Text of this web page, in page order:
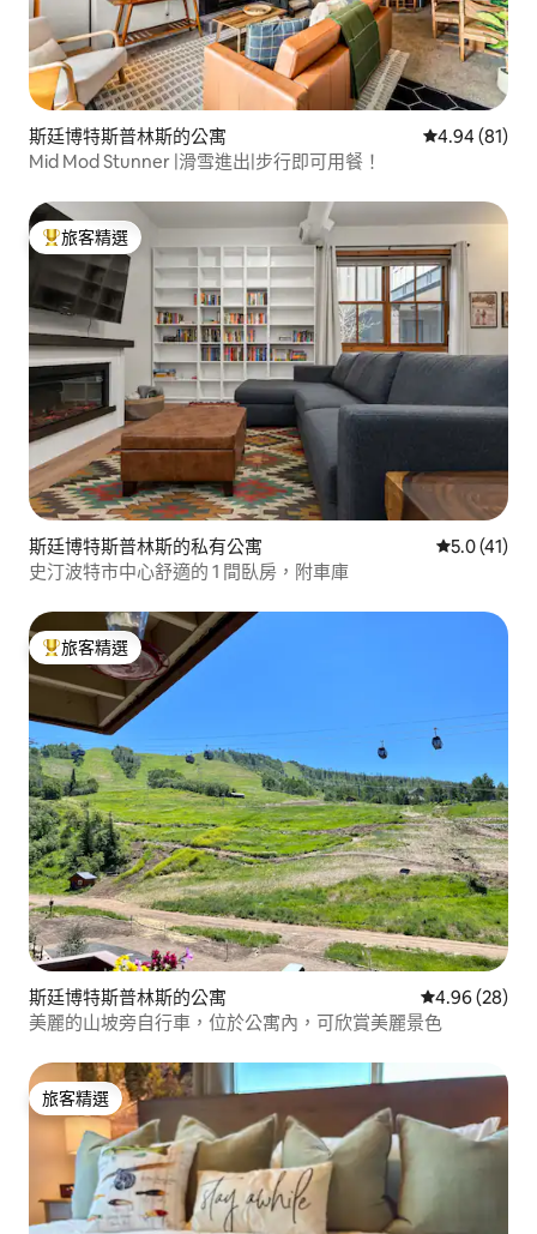
斯廷博特斯普林斯的公寓 從 81 則評價
4.94 (81)
Mid Mod Stunner |滑雪進出|步行即可用餐！
旅客精選榜首
旅客精選
斯廷博特斯普林斯的私有公寓 從 41 則評
5.0 (41)
史汀波特市中心舒適的 1 間臥房，附車庫
旅客精選榜首
旅客精選
斯廷博特斯普林斯的公寓 從 28 則評價
4.96 (28)
美麗的山坡旁自行車，位於公寓內，可欣賞美麗景色
旅客精選
旅客精選